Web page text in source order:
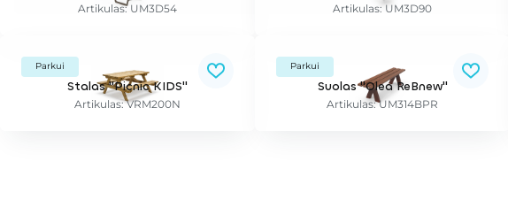
Artikulas: UM3D54 Artikulas: UM3D90
Parkui
Stalas "Picnic KIDS"
Artikulas: VRM200N
Parkui
Suolas "Olea ReBnew"
Artikulas: UM314BPR